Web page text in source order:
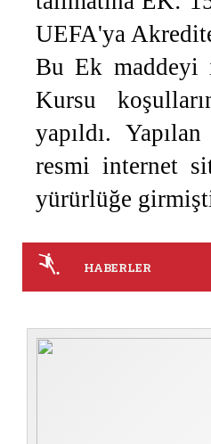
UEFA'ya
Bu Ek maddeyi
Kursu
yapıldı.
resmi internet
yürürlüğe
HABERLER